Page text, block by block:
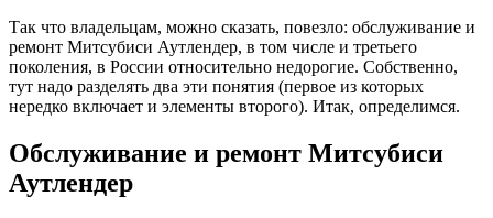
Так что владельцам, можно сказать, повезло: обслуживание и
ремонт Митсубиси Аутлендер, в том числе и третьего
поколения, в России относительно недорогие. Собственно,
тут надо разделять два эти понятия (первое из которых
нередко включает и элементы второго). Итак, определимся.
Обслуживание и ремонт Митсубиси
Аутлендер